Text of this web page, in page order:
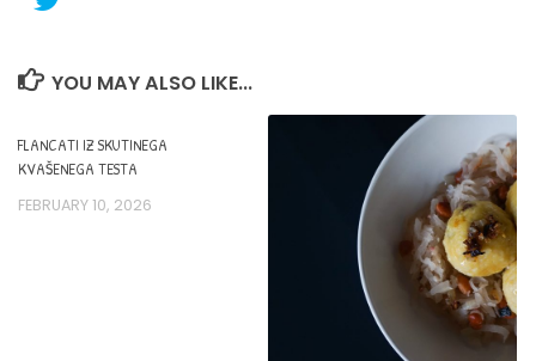
YOU MAY ALSO LIKE...
FLANCATI IZ SKUTINEGA
KVAŠENEGA TESTA
FEBRUARY 10, 2026